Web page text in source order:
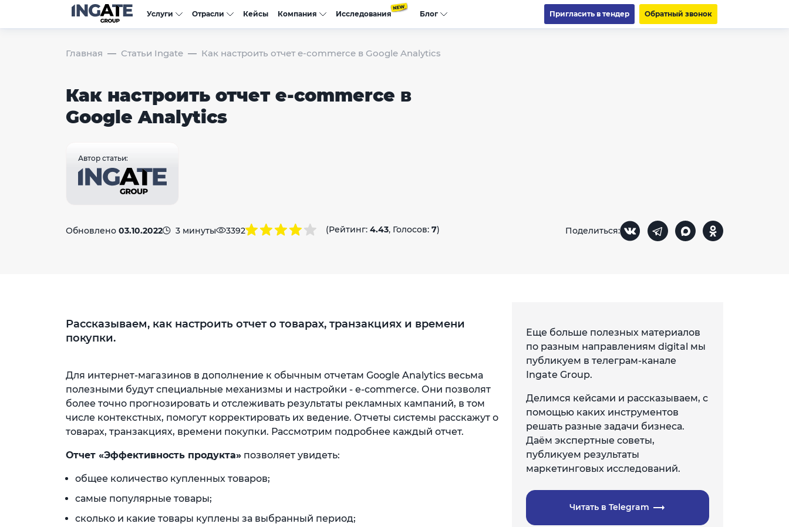
Услуги Отрасли Кейсы Компания Исследования Блог Пригласить в тендер Обратный звонок
Главная Статьи Ingate Как настроить отчет е-commerce в Google Analytics
Как настроить отчет е-commerce в
Google Analytics
Автор статьи:
Обновлено 03.10.2022 3 минуты 3392 (Рейтинг: 4.43, Голосов: 7) Поделиться:
Рассказываем, как настроить отчет о товарах, транзакциях и времени
покупки.
Для интернет-магaзинов в дополнение к обычным отчетам Google Analytics весьма
полезными будут специальные механизмы и настройки - е-commerce. Они позволят
более точно прогнозировать и отслеживать результаты рекламных кампаний, в том
числе контекстных, помогут корректировать их ведение. Отчеты системы расскажут о
товарах, транзакциях, времени покупки. Рассмотрим подробнее каждый отчет.
Отчет «Эффективность продукта» позволяет увидеть:
общее количество купленных товаров;
самые популярные товары;
сколько и какие товары куплены за выбранный период;
Еще больше полезных материалов
по разным направлениям digital мы
публикуем в телеграм-канале
Ingate Group.
Делимся кейсами и рассказываем, с
помощью каких инструментов
решать разные задачи бизнеса.
Даём экспертные советы,
публикуем результаты
маркетинговых исследований.
Читать в Telegram